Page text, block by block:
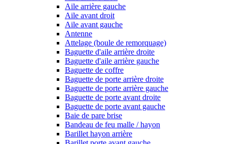
Aile arrière gauche
Aile avant droit
Aile avant gauche
Antenne
Attelage (boule de remorquage)
Baguette d'aile arrière droite
Baguette d'aile arrière gauche
Baguette de coffre
Baguette de porte arrière droite
Baguette de porte arrière gauche
Baguette de porte avant droite
Baguette de porte avant gauche
Baie de pare brise
Bandeau de feu malle / hayon
Barillet hayon arrière